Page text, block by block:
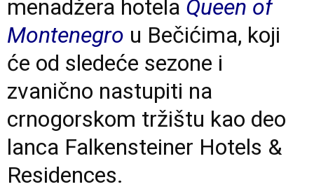
menadžera hotela Queen of
Montenegro u Bečićima, koji
će od sledeće sezone i
zvanično nastupiti na
crnogorskom tržištu kao deo
lanca Falkensteiner Hotels &
Residences.